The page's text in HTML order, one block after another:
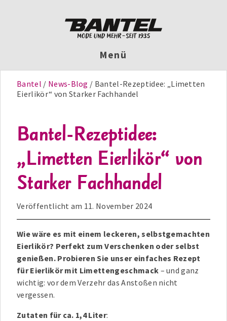
Menü
Bantel News-Blog
Bantel-Rezeptidee: „Limetten
Eierlikör“ von Starker Fachhandel
Bantel-Rezeptidee:
„Limetten Eierlikör“ von
Starker Fachhandel
Veröffentlicht am 11. November 2024
Wie wäre es mit einem leckeren, selbstgemachten
Eierlikör? Perfekt zum Verschenken oder selbst
genießen. Probieren Sie unser einfaches Rezept
für Eierlikör mit Limettengeschmack – und ganz
wichtig: vor dem Verzehr das Anstoßen nicht
vergessen.
Zutaten für ca. 1,4 Liter: